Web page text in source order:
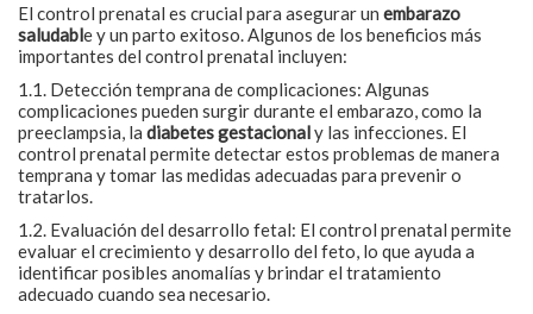
El control prenatal es crucial para asegurar un embarazo
saludable y un parto exitoso. Algunos de los beneficios más
importantes del control prenatal incluyen:
1.1. Detección temprana de complicaciones: Algunas
complicaciones pueden surgir durante el embarazo, como la
preeclampsia, la diabetes gestacionaly las infecciones. El
control prenatal permite detectar estos problemas de manera
temprana y tomar las medidas adecuadas para prevenir o
tratarlos.
1.2. Evaluación del desarrollo fetal: El control prenatal permite
evaluar el crecimiento y desarrollo del feto, lo que ayuda a
identificar posibles anomalías y brindar el tratamiento
adecuado cuando sea necesario.